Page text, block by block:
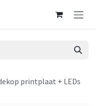
printplaat + LEDs